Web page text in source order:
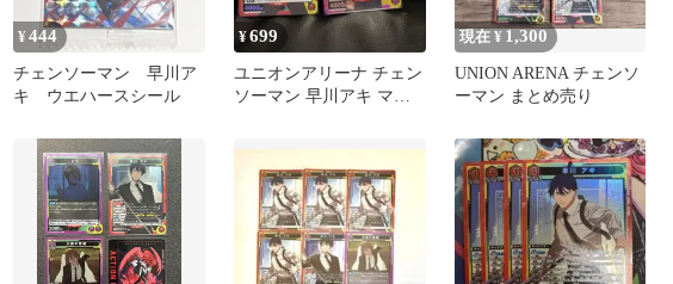
¥444
チェンソーマン 早川ア
キ ウエハースシール
¥699
ユニオンアリーナ チェン
ソーマン 早川アキ マキ
現在 ¥ 1,300
UNION ARENA チェンソ
ーマン まとめ売り